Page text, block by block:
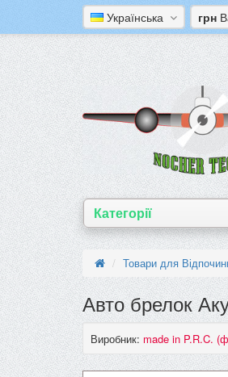
Українська грн
Категорії
Товари для
Авто брелок
Виробник: made in P.R.C.